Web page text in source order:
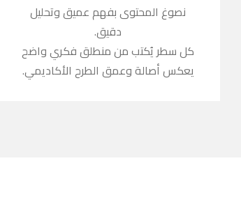
نصوغ المحتوى بفهم عميق وتحليل
دقيق.
كل سطر يُكتب من منطلق فكري واضح
يعكس أصالة وعمق الطرح الأكاديمي.